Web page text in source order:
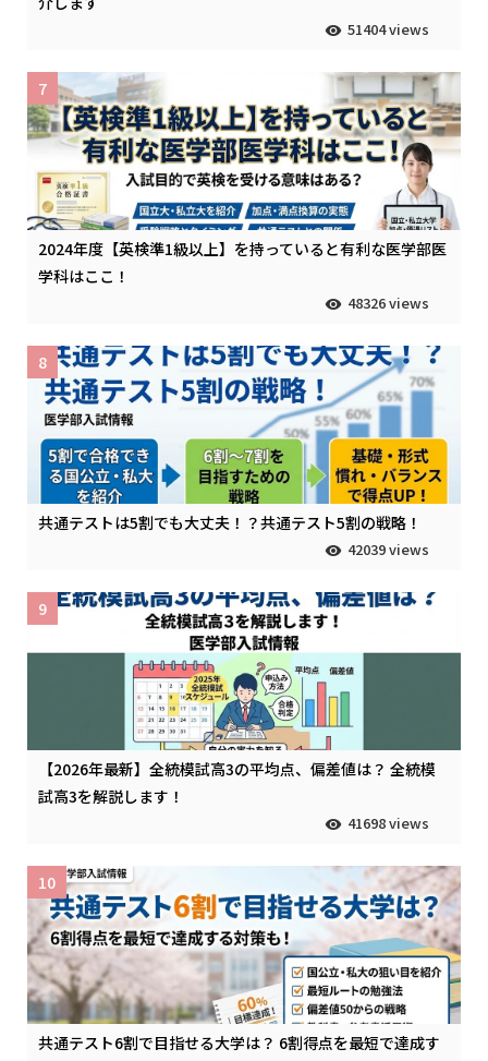
51404 views
2024年度【英検準1級以上】を持っていると有利な医学部医
学科はここ！
48326 views
7
共通テストは5割でも大丈夫！？共通テスト5割の戦略！
42039 views
8
【2026年最新】全統模試高3の平均点、偏差値は？ 全統模
試高3を解説します！
41698 views
9
共通テスト6割で目指せる大学は？ 6割得点を最短で達成す
10